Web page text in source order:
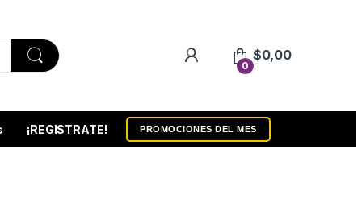
0
$0,00
¡REGISTRATE! PROMOCIONES DEL MES